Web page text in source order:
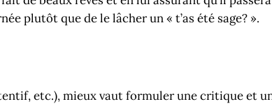
plutôt que de le lâcher un « t’as été sage? ».
etc.), mieux vaut formuler une critique et